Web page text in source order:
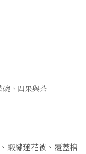
碗、四果與茶
緞繡蓮花被、覆蓋棺